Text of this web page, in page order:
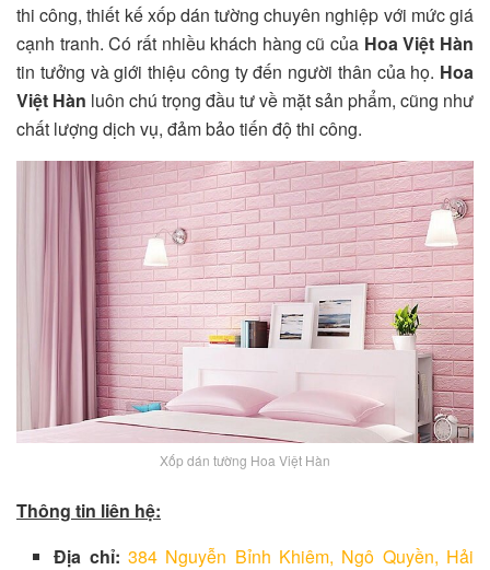
thi công, thiết kế xốp dán tường chuyên nghiệp với mức giá
cạnh tranh. Có rất nhiều khách hàng cũ của Hoa Việt Hàn
tin tưởng và giới thiệu công ty đến người thân của họ. Hoa
Việt Hàn luôn chú trọng đầu tư về mặt sản phẩm, cũng như
chất lượng dịch vụ, đảm bảo tiến độ thi công.
Xốp dán tường Hoa Việt Hàn
Thông tin liên hệ:
Địa chỉ: 384 Nguyễn Bỉnh Khiêm, Ngô Quyền, Hải